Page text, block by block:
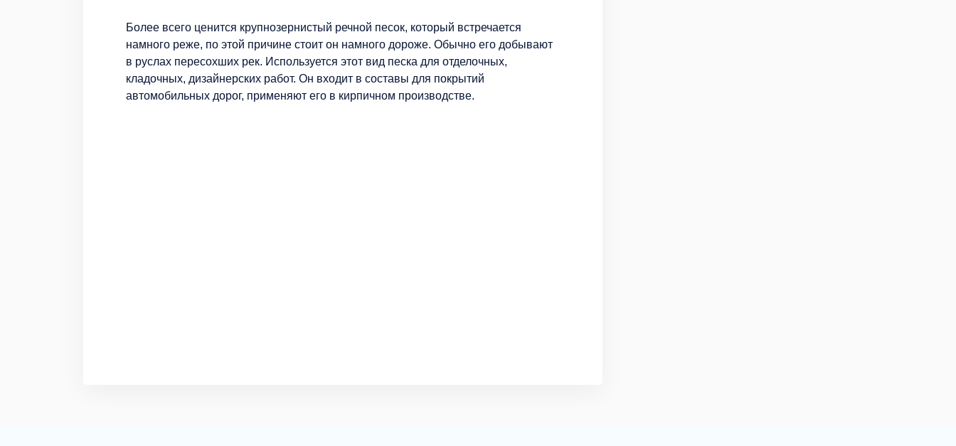
Более всего ценится крупнозернистый речной песок, который встречается
намного реже, по этой причине стоит он намного дороже. Обычно его добывают
в руслах пересохших рек. Используется этот вид песка для отделочных,
кладочных, дизайнерских работ. Он входит в составы для покрытий
автомобильных дорог, применяют его в кирпичном производстве.